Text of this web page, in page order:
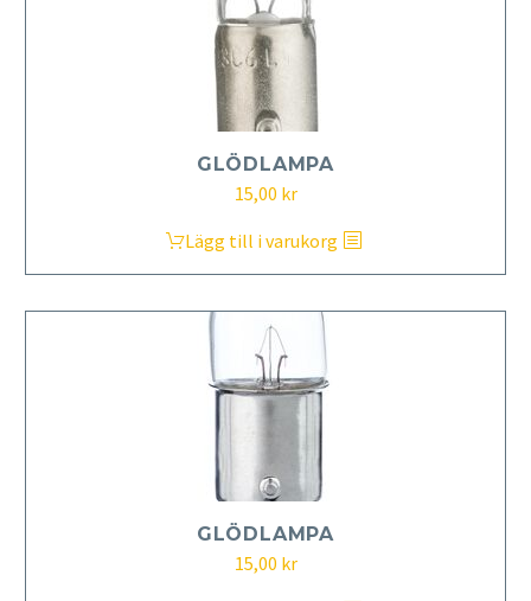
GLÖDLAMPA
15,00 kr
Lägg till i varukorg
GLÖDLAMPA
15,00 kr